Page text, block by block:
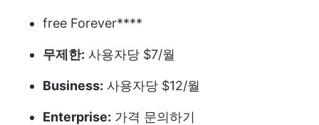
free Forever****
무제한: 사용자당 $7/월
Business: 사용자당 $12/월
Enterprise: 가격 문의하기